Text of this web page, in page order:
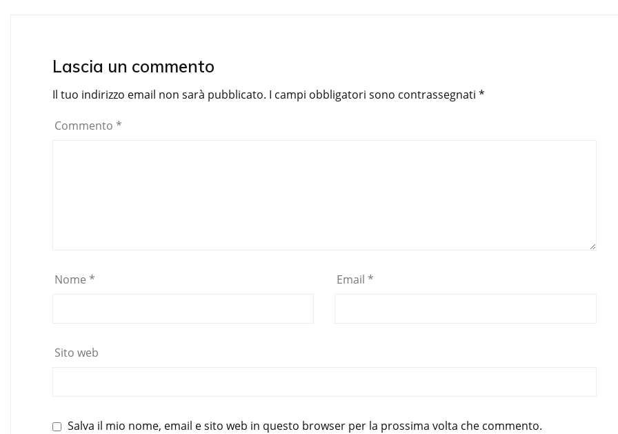
Lascia un commento
Il tuo indirizzo email non sarà pubblicato. I campi obbligatori sono contrassegnati *
Commento *
Nome * Email *
Sito web
Salva il mio nome, email e sito web in questo browser per la prossima volta che commento.